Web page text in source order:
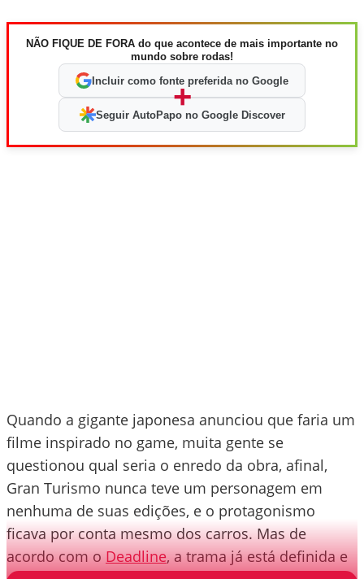
NÃO FIQUE DE FORA do que acontece de mais importante no
mundo sobre rodas!
Incluir como fonte preferida no Google
+
Seguir AutoPapo no Google Discover
Quando a gigante japonesa anunciou que faria um
filme inspirado no game, muita gente se
questionou qual seria o enredo da obra, afinal,
Gran Turismo nunca teve um personagem em
nenhuma de suas edições, e o protagonismo
ficava por conta mesmo dos carros. Mas de
acordo com oDeadline, a trama já está definida e